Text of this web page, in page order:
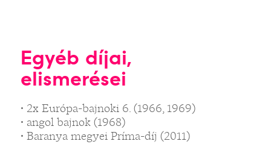
Egyéb díjai,
elismerései
• 2x Európa-bajnoki 6. (1966, 1969)
• angol bajnok (1968)
• Baranya megyei Príma-díj (2011)